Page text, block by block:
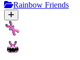
Rainbow Friends